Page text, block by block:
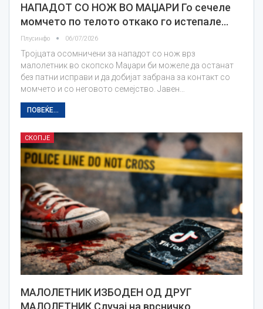
НАПАДОТ СО НОЖ ВО МАЏАРИ Го сечеле
момчето по телото откако го истепале…
Плусинфо 06/07/2026
Тројцата осомничени за нападот со нож врз
малолетник во скопско Маџари би можеле да останат
без патни исправи и да добијат забрана за контакт со
момчето и со неговото семејство. Јавен…
ПОВЕЌЕ...
СКОПЈЕ
МАЛОЛЕТНИК ИЗБОДЕН ОД ДРУГ
МАЛОЛЕТНИК Случај на врсничко